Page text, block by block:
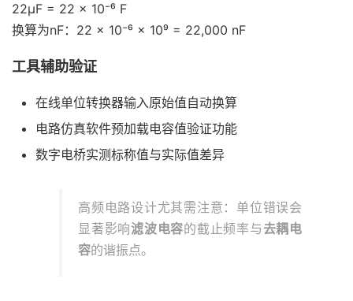
22μF = 22 × 10⁻⁶ F
换算为nF：22 × 10⁻⁶ × 10⁹ = 22,000 nF
工具辅助验证
在线单位转换器输入原始值自动换算
电路仿真软件预加载电容值验证功能
数字电桥实测标称值与实际值差异
高频电路设计尤其需注意：单位错误会
显著影响滤波电容的截止频率与 去耦电
容的谐振点。